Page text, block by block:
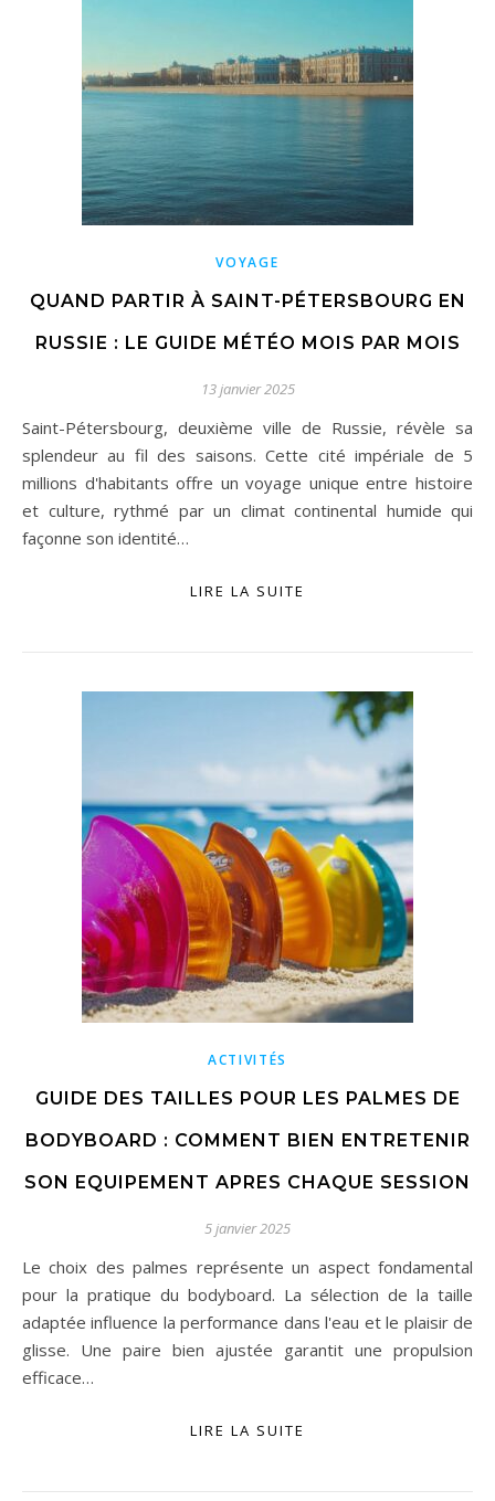
VOYAGE
QUAND PARTIR À SAINT-PÉTERSBOURG EN
RUSSIE : LE GUIDE MÉTÉO MOIS PAR MOIS
13 janvier 2025
Saint-Pétersbourg, deuxième ville de Russie, révèle sa
splendeur au fil des saisons. Cette cité impériale de 5
millions d'habitants offre un voyage unique entre histoire
et culture, rythmé par un climat continental humide qui
façonne son identité…
LIRE LA SUITE
ACTIVITÉS
GUIDE DES TAILLES POUR LES PALMES DE
BODYBOARD : COMMENT BIEN ENTRETENIR
SON EQUIPEMENT APRES CHAQUE SESSION
5 janvier 2025
Le choix des palmes représente un aspect fondamental
pour la pratique du bodyboard. La sélection de la taille
adaptée influence la performance dans l'eau et le plaisir de
glisse. Une paire bien ajustée garantit une propulsion
efficace…
LIRE LA SUITE